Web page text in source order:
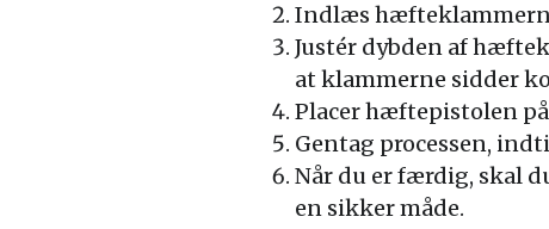
Indlæs
Justér dybden af
at klammerne sidder
Placer hæftepistolen
Gentag processen,
Når du er færdig, skal
en sikker måde.